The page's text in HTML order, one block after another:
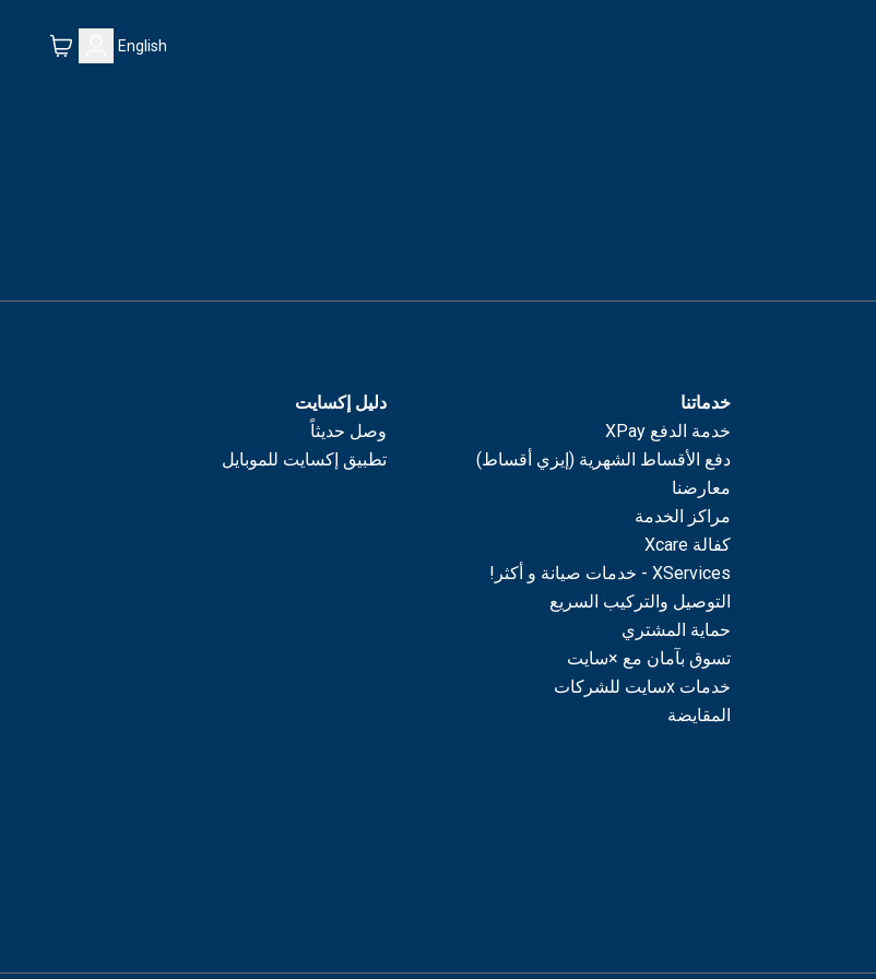
English
خدماتنا
خدمة الدفع XPay
دفع الأقساط الشهرية (إيزي أقساط)
معارضنا
مراكز الخدمة
كفالة Xcare
XServices - خدمات صيانة و أكثر!
التوصيل والتركيب السريع
حماية المشتري
تسوق بآمان مع ×سايت
خدمات xسايت للشركات
المقايضة
دليل إكسايت
وصل حديثاً
تطبيق إكسايت للموبايل